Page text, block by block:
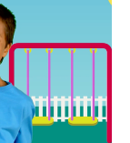
JE VENDS LES
JE VENDS LES